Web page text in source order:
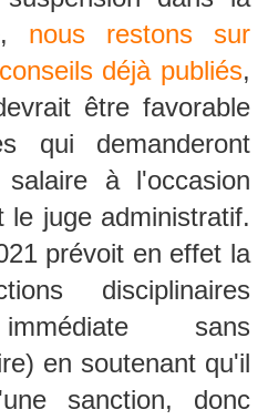
nous restons sur
déjà publiés,
être favorable
qui demanderont
à l'occasion
le juge administratif.
prévoit en effet la
disciplinaires
sans
en soutenant qu'il
sanction, donc